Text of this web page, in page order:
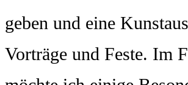
geben und eine
Vorträge und Feste. Im